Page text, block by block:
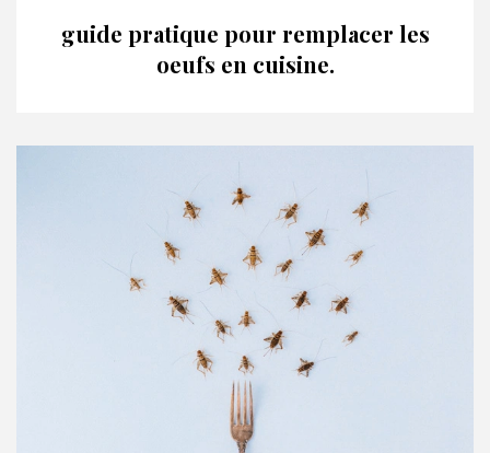
guide pratique pour remplacer les
oeufs en cuisine.